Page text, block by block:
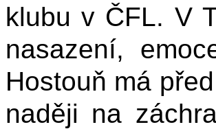
klubu v ČFL. V
nasazení,
Hostouň má
naději na